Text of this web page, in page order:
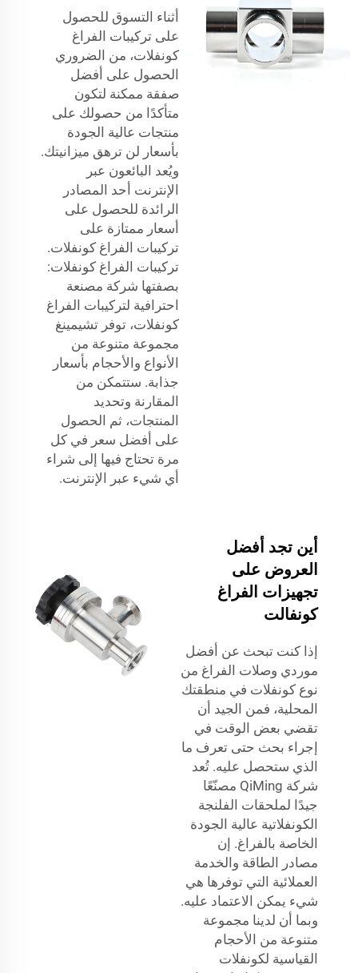
أثناء التسوق للحصول
على تركيبات الفراغ
كونفلات، من الضروري
الحصول على أفضل
صفقة ممكنة لتكون
متأكدًا من حصولك على
منتجات عالية الجودة
بأسعار لن ترهق ميزانيتك.
ويُعد البائعون عبر
الإنترنت أحد المصادر
الرائدة للحصول على
أسعار ممتازة على
تركيبات الفراغ كونفلات.
تركيبات الفراغ كونفلات:
بصفتها شركة مصنعة
احترافية لتركيبات الفراغ
كونفلات، توفر تشيمينغ
مجموعة متنوعة من
الأنواع والأحجام بأسعار
جذابة. ستتمكن من
المقارنة وتحديد
المنتجات، ثم الحصول
على أفضل سعر في كل
مرة تحتاج فيها إلى شراء
أي شيء عبر الإنترنت.
أين تجد أفضل
العروض على
تجهيزات الفراغ
كونفالت
إذا كنت تبحث عن أفضل
موردي وصلات الفراغ من
نوع كونفلات في منطقتك
المحلية، فمن الجيد أن
تقضي بعض الوقت في
إجراء بحث حتى تعرف ما
الذي ستحصل عليه. تُعد
شركة QiMing مصنّعًا
جيدًا لملحقات الفلنجة
الكونفلاتية عالية الجودة
الخاصة بالفراغ. إن
مصادر الطاقة والخدمة
العملائية التي توفرها هي
شيء يمكن الاعتماد عليه.
وبما أن لدينا مجموعة
متنوعة من الأحجام
القياسية لكونفلات